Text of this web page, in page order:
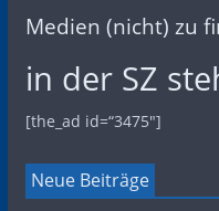
Medien (nicht) zu
in der SZ
[the_ad id=“3475″]
Neue Beiträge